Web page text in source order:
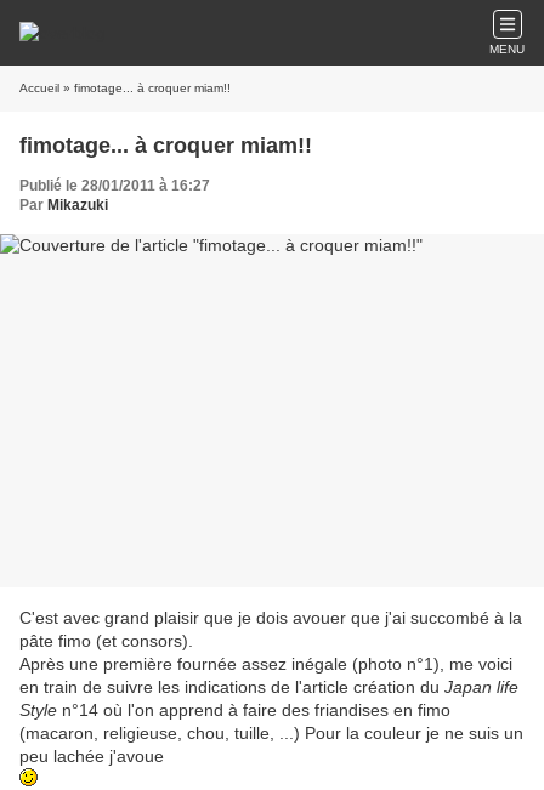
MENU
Accueil » fimotage... à croquer miam!!
fimotage... à croquer miam!!
Publié le 28/01/2011 à 16:27
Par Mikazuki
C'est avec grand plaisir que je dois avouer que j'ai succombé à la
pâte fimo (et consors).
Après une première fournée assez inégale (photo n°1), me voici
en train de suivre les indications de l'article création du Japan life
Style n°14 où l'on apprend à faire des friandises en fimo
(macaron, religieuse, chou, tuille, ...) Pour la couleur je ne suis un
peu lachée j'avoue